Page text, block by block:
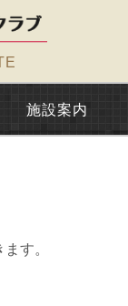
施設案内
す。